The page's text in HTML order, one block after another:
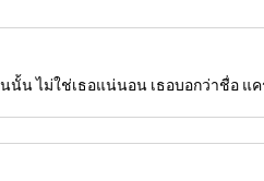
นั้น ไม่ใช่เธอแน่นอน เธอบอกว่าชื่อ แค